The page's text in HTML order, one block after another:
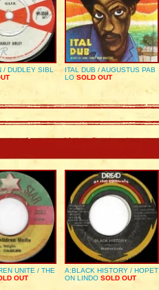
/ DUDLEY SIBL
ITAL DUB / AUGUSTUS PAB
LO SOLD OUT
UNITE / THE
OUT
A:BLACK HISTORY / HOPET
ON LINDO SOLD OUT